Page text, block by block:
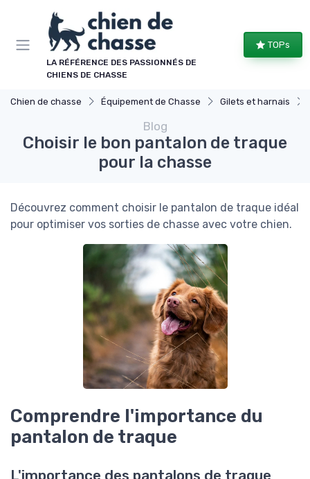
LA RÉFÉRENCE DES PASSIONNÉS DE
CHIENS DE CHASSE
TOPs
Chien de chasse Équipement de Chasse Gilets et harnais
Blog
Choisir le bon pantalon de traque
pour la chasse
Découvrez comment choisir le pantalon de traque idéal
pour optimiser vos sorties de chasse avec votre chien.
Comprendre l'importance du
pantalon de traque
L'importance des pantalons de traque
Panneau de gestion des cookies